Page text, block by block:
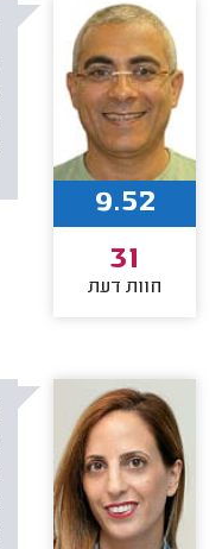
9.52
31
חוות דעת